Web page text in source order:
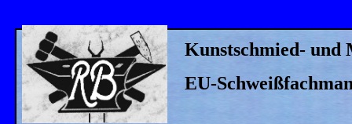
Kunstschmied- und
EU-